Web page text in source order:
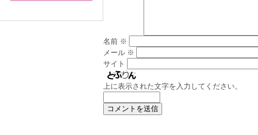
名前 ※
メール ※
サイト
上に表示された文字を入力してください。